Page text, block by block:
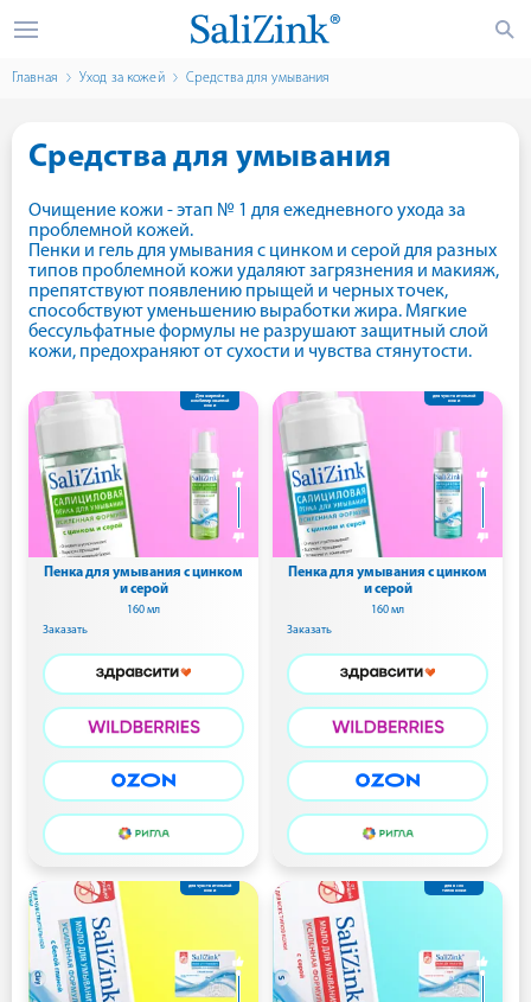
Главная Уход за кожей Средства для умывания
Средства для умывания
Очищение кожи - этап № 1 для ежедневного ухода за
проблемной кожей.
Пенки и гель для умывания с цинком и серой для разных
типов проблемной кожи удаляют загрязнения и макияж,
препятствуют появлению прыщей и черных точек,
способствуют уменьшению выработки жира. Мягкие
бессульфатные формулы не разрушают защитный слой
кожи, предохраняют от сухости и чувства стянутости.
Для жирной и
комбинированной
кожи
Пенка для умывания с цинком
и серой
160 мл
Заказать
для чувствительной
кожи
Пенка для умывания с цинком
и серой
160 мл
Заказать
для чувствительной
кожи
для всех
типов кожи